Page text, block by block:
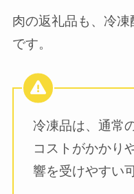
肉の返礼品も、冷
です。
冷凍品は、通常
コストがかかり
響を受けやすい